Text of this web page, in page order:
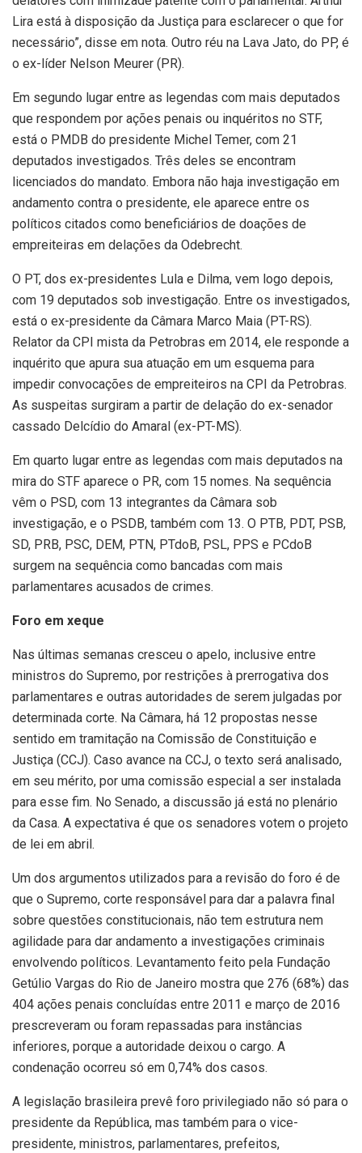
Lira está à disposição da Justiça para esclarecer o que for
necessário”, disse em nota. Outro réu na Lava Jato, do PP, é
o ex-líder Nelson Meurer (PR).
Em segundo lugar entre as legendas com mais deputados
que respondem por ações penais ou inquéritos no STF,
está o PMDB do presidente Michel Temer, com 21
deputados investigados. Três deles se encontram
licenciados do mandato. Embora não haja investigação em
andamento contra o presidente, ele aparece entre os
políticos citados como beneficiários de doações de
empreiteiras em delações da Odebrecht.
O PT, dos ex-presidentes Lula e Dilma, vem logo depois,
com 19 deputados sob investigação. Entre os investigados,
está o ex-presidente da Câmara Marco Maia (PT-RS).
Relator da CPI mista da Petrobras em 2014, ele responde a
inquérito que apura sua atuação em um esquema para
impedir convocações de empreiteiros na CPI da Petrobras.
As suspeitas surgiram a partir de delação do ex-senador
cassado Delcídio do Amaral (ex-PT-MS).
Em quarto lugar entre as legendas com mais deputados na
mira do STF aparece o PR, com 15 nomes. Na sequência
vêm o PSD, com 13 integrantes da Câmara sob
investigação, e o PSDB, também com 13. O PTB, PDT, PSB,
SD, PRB, PSC, DEM, PTN, PTdoB, PSL, PPS e PCdoB
surgem na sequência como bancadas com mais
parlamentares acusados de crimes.
Foro em xeque
Nas últimas semanas cresceu o apelo, inclusive entre
ministros do Supremo, por restrições à prerrogativa dos
parlamentares e outras autoridades de serem julgadas por
determinada corte. Na Câmara, há 12 propostas nesse
sentido em tramitação na Comissão de Constituição e
Justiça (CCJ). Caso avance na CCJ, o texto será analisado,
em seu mérito, por uma comissão especial a ser instalada
para esse fim. No Senado, a discussão já está no plenário
da Casa. A expectativa é que os senadores votem o projeto
de lei em abril.
Um dos argumentos utilizados para a revisão do foro é de
que o Supremo, corte responsável para dar a palavra final
sobre questões constitucionais, não tem estrutura nem
agilidade para dar andamento a investigações criminais
envolvendo políticos. Levantamento feito pela Fundação
Getúlio Vargas do Rio de Janeiro mostra que 276 (68%) das
404 ações penais concluídas entre 2011 e março de 2016
prescreveram ou foram repassadas para instâncias
inferiores, porque a autoridade deixou o cargo. A
condenação ocorreu só em 0,74% dos casos.
A legislação brasileira prevê foro privilegiado não só para o
presidente da República, mas também para o vice-
presidente, ministros, parlamentares, prefeitos,